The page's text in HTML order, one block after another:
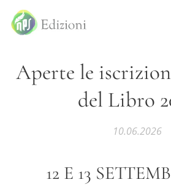
Aperte le
del Libro
10.06.2026
12 E 13